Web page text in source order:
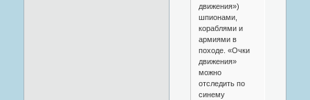
движения»)
шпионами,
кораблями и
армиями в
походе. «Очки
движения»
можно
отследить по
синему